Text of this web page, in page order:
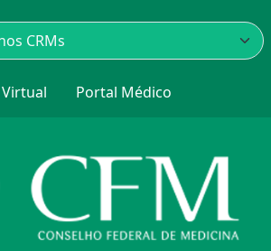
Virtual Portal Médico